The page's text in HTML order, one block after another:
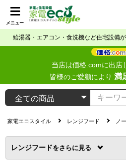
メニュー
給湯器・エアコン・食洗機など住宅設備
当店は価格.comに出店
皆様のご愛顧により 満
家電エコスタイル レンジフード ノ
レンジフードを